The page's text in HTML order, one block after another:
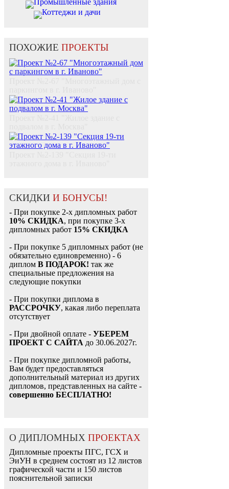
Промышленные здания
Коттеджи и дачи
ПОХОЖИЕ ПРОЕКТЫ
СКИДКИ И БОНУСЫ!
- При покупке 2-х дипломных работ
10% СКИДКА, при покупке 3-х
дипломных работ 15% СКИДКА
- При покупке 5 дипломных работ (не
обязательно единовременно) - 6
диплом В ПОДАРОК! так же
специальные предложения на
следующие покупки
- При покупки диплома в
РАССРОЧКУ, какая либо переплата
отсутствует
- При двойной оплате - УБЕРЕМ
ПРОЕКТ С САЙТА до 30.06.2027г.
- При покупке дипломной работы,
Вам будет предоставляться
дополнительный материал из других
дипломов, представленных на сайте -
совершенно БЕСПЛАТНО!
О ДИПЛОМНЫХ ПРОЕКТАХ
Дипломные проекты ПГС, ГСХ и
ЭиУН в среднем состоят из 12 листов
графической части и 150 листов
пояснительной записки